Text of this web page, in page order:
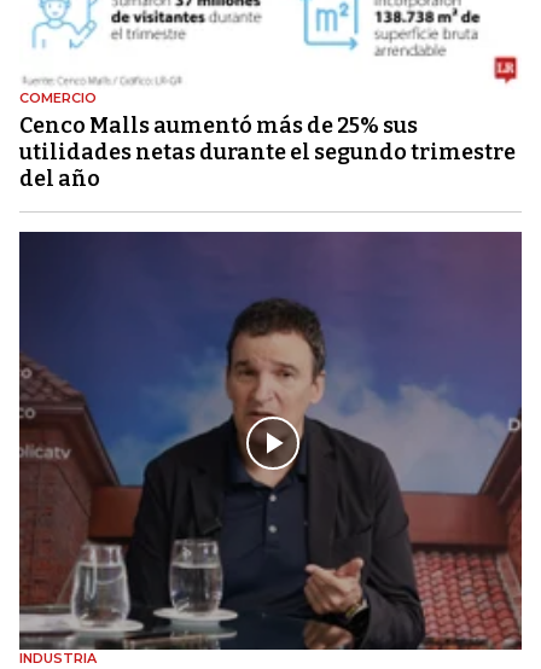
COMERCIO
Cenco Malls aumentó más de 25% sus
utilidades netas durante el segundo trimestre
del año
INDUSTRIA